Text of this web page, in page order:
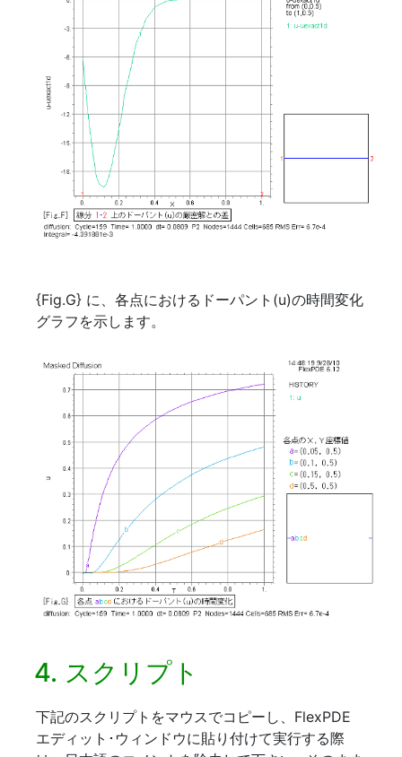
{Fig.G} に、各点におけるドーパント(u)の時間変化
グラフを示します。
4. スクリプト
下記のスクリプトをマウスでコピーし、FlexPDE
エディット･ウィンドウに貼り付けて実行する際